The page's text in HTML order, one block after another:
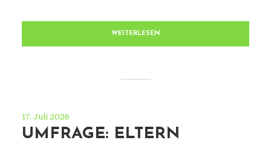
WEITERLESEN
17. Juli 2026
UMFRAGE: ELTERN